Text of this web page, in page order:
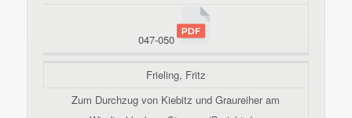
047-050
Frieling, Fritz
Zum Durchzug von Kiebitz und Graureiher am